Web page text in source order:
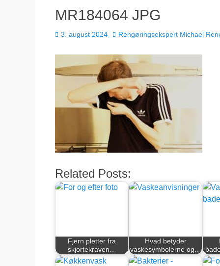
MR184064 JPG
Udgivet
3. august 2024 Forfatter
Rengøringsekspert Michael
Related Posts:
Fjern pletter fra
skjortekraven…
Hvad betyder
vaskesymbolerne og…